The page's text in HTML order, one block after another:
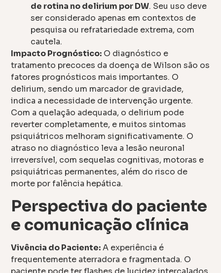
de rotina no delirium por DW. Seu uso deve
ser considerado apenas em contextos de
pesquisa ou refratariedade extrema, com
cautela.
Impacto Prognóstico: O diagnóstico e
tratamento precoces da doença de Wilson são os
fatores prognósticos mais importantes. O
delirium, sendo um marcador de gravidade,
indica a necessidade de intervenção urgente.
Com a quelação adequada, o delirium pode
reverter completamente, e muitos sintomas
psiquiátricos melhoram significativamente. O
atraso no diagnóstico leva a lesão neuronal
irreversível, com sequelas cognitivas, motoras e
psiquiátricas permanentes, além do risco de
morte por falência hepática.
Perspectiva do paciente
e comunicação clínica
Vivência do Paciente:A experiência é
frequentemente aterradora e fragmentada. O